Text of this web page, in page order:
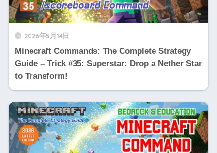
2026年5月14日
Minecraft Commands: The Complete Strategy
Guide – Trick #35: Superstar: Drop a Nether Star
to Transform!